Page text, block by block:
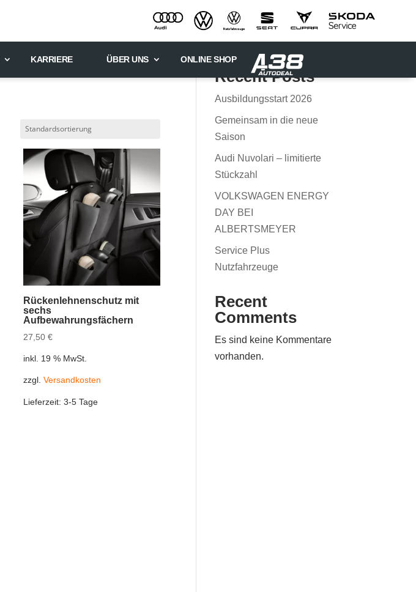
KARRIERE ÜBER UNS ONLINE SHOP
Rückenlehnenschutz mit
sechs
Aufbewahrungsfächern
27,50 €
inkl. 19 % MwSt.
zzgl. Versandkosten
Lieferzeit: 3-5 Tage
Recent Posts
Ausbildungsstart 2026
Gemeinsam in die neue
Saison
Audi Nuvolari – limitierte
Stückzahl
VOLKSWAGEN ENERGY
DAY BEI
ALBERTSMEYER
Service Plus
Nutzfahrzeuge
Recent
Comments
Es sind keine Kommentare
vorhanden.